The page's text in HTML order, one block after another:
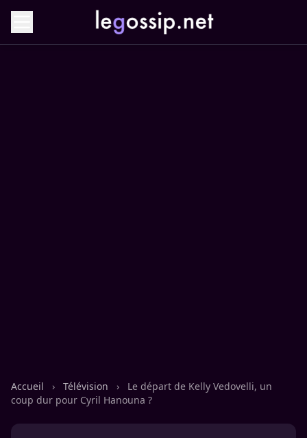
Accueil › Télévision ›
Le départ de Kelly Vedovelli, un
coup dur pour Cyril Hanouna ?